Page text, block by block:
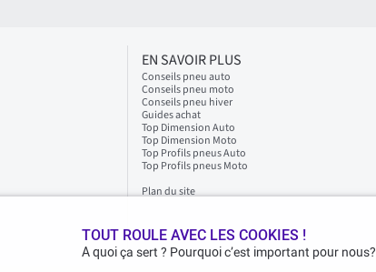
EN SAVOIR PLUS
Conseils pneu auto
Conseils pneu moto
Conseils pneu hiver
Guides achat
Top Dimension Auto
Top Dimension Moto
Top Profils pneus Auto
Top Profils pneus Moto
Plan du site
TOUT ROULE AVEC LES COOKIES !
A quoi ça sert ? Pourquoi c’est important pour nous?